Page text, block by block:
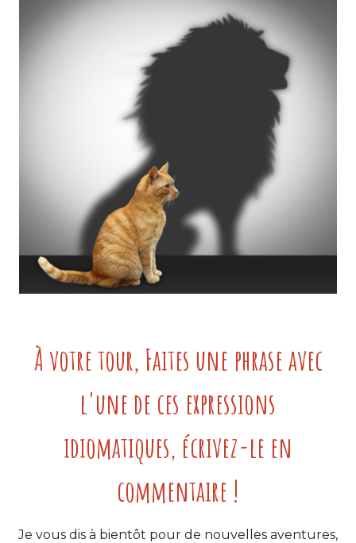
À votre tour, Faites une phrase avec
l'une de ces expressions
idiomatiques, écrivez-le en
commentaire !
Je vous dis à bientôt pour de nouvelles aventures,